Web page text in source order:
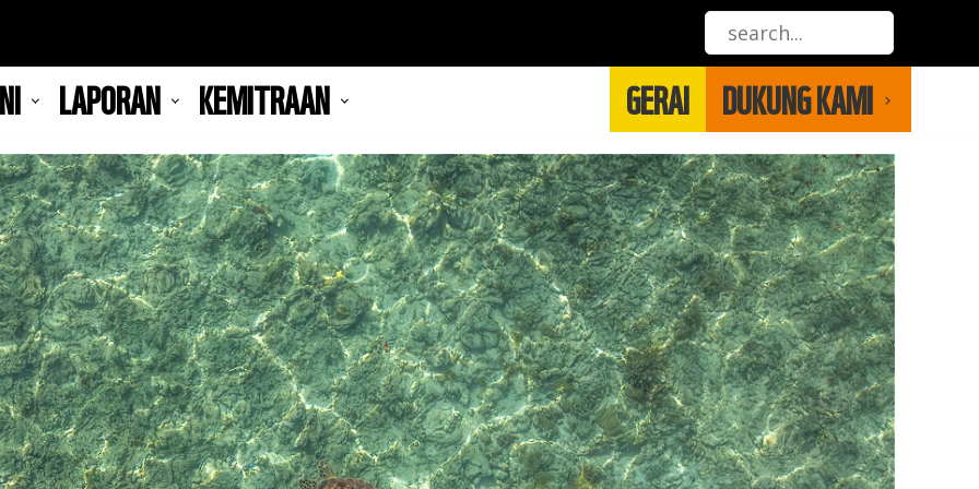
LAPORAN KEMITRAAN GERAI DUKUNG KAMI